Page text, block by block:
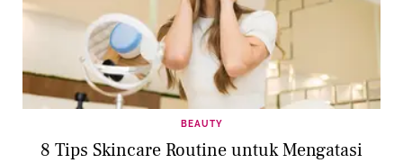
BEAUTY
8 Tips Skincare Routine untuk Mengatasi